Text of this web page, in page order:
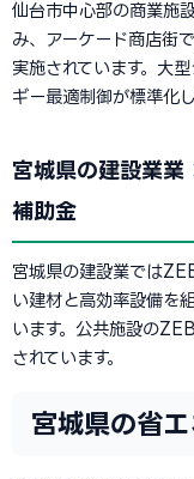
仙台市中心部の商業施
み、アーケード商店街
実施されています。大
ギー最適制御が標準化し
宮城県の建設業業
補助金
宮城県の建設業では
い建材と高効率設備を
います。公共施設の
されています。
宮城県の省